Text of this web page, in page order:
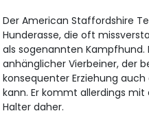
Der American Staffordshire
Hunderasse, die oft
als sogenannten
anhänglicher Vierbeiner, der
konsequenter Erziehung
kann. Er kommt allerdings
Halter daher.